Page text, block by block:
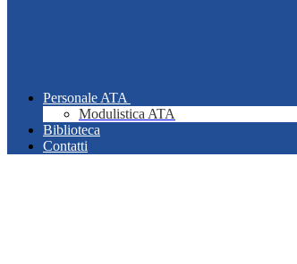
Personale ATA
Modulistica ATA
Biblioteca
Contatti